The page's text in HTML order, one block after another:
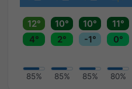
12° 10° 10°
11°
4°
2° -1° 0°
85% 85% 85% 80%